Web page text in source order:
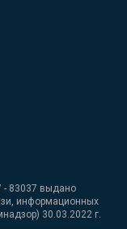
- 83037 выдано
информационных
30.03.2022 г.